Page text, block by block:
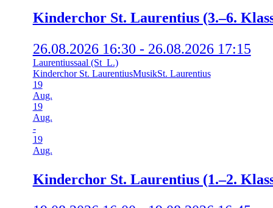
Kin­der­chor St. Lau­ren­ti­us (3.–6.
26.08.2026 16:30 - 26.08.2026 17:15
Laurentiussaal (St_L.)
Kinderchor St. LaurentiusMusikSt. Laurentius
19
Aug.
19
Aug.
-
19
Aug.
Kin­der­chor St. Lau­ren­ti­us (1.–2.